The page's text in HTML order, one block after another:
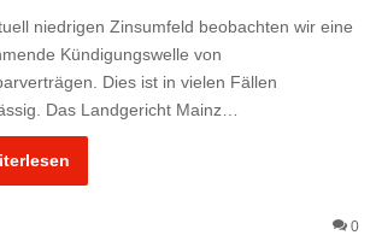
niedrigen Zinsumfeld beobachten wir eine
Kündigungswelle von
Dies ist in vielen Fällen
Das Landgericht Mainz…
0